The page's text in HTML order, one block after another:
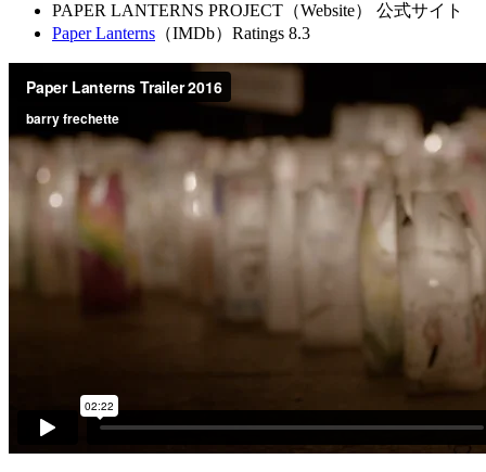
PAPER LANTERNS PROJECT（Website） 公式サイト
Paper Lanterns （IMDb）Ratings 8.3